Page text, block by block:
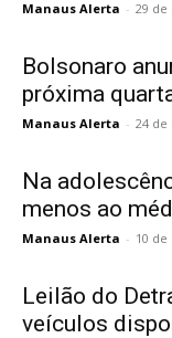
Manaus Alerta - 29 de
Bolsonaro
próxima
Manaus Alerta - 24 de
Na
menos ao
Manaus Alerta - 10 de
Leilão do
veículos